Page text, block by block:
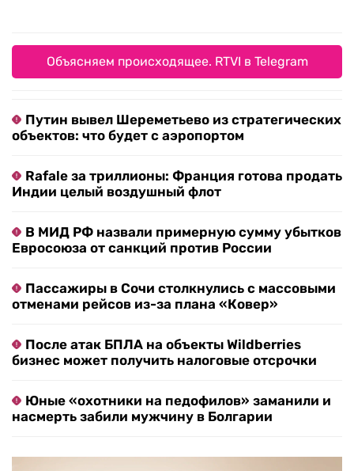
Объясняем происходящее. RTVI в Telegram
Путин вывел Шереметьево из стратегических
объектов: что будет с аэропортом
Rafale за триллионы: Франция готова продать
Индии целый воздушный флот
В МИД РФ назвали примерную сумму убытков
Евросоюза от санкций против России
Пассажиры в Сочи столкнулись с массовыми
отменами рейсов из-за плана «Ковер»
После атак БПЛА на объекты Wildberries
бизнес может получить налоговые отсрочки
Юные «охотники на педофилов» заманили и
насмерть забили мужчину в Болгарии